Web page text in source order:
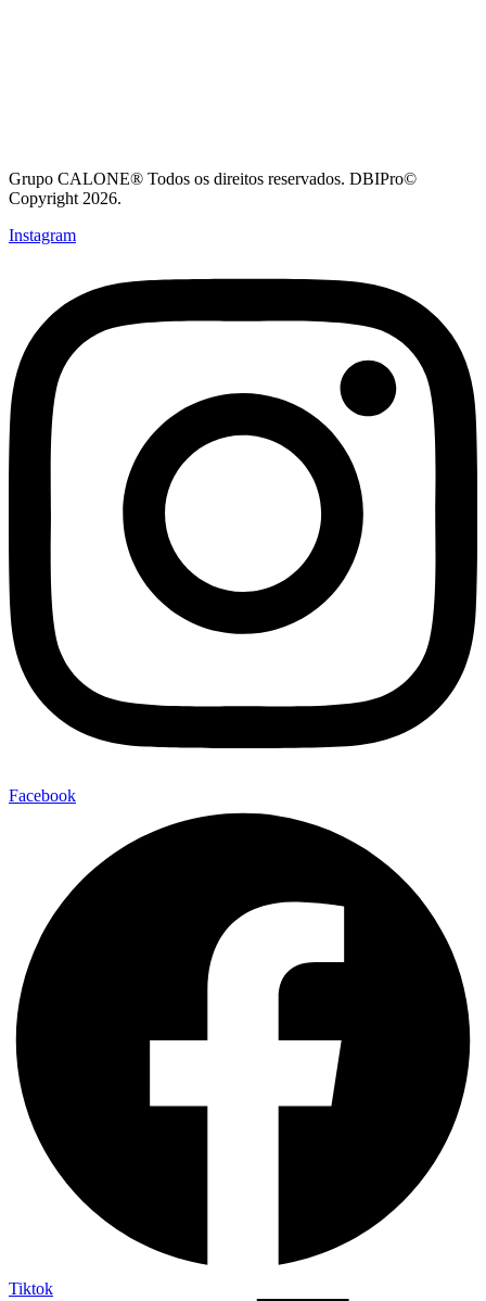
Grupo CALONE® Todos os direitos reservados. DBIPro©
Copyright 2026.
Instagram
Facebook
Tiktok